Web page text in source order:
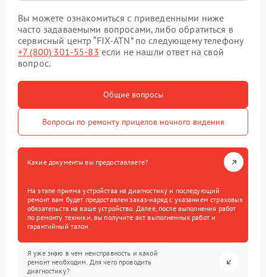
Вы можете ознакомиться с приведенными ниже
часто задаваемыми вопросами, либо обратиться в
сервисный центр “FIX-ATN” по следующему телефону
+7 (800) 301-55-83 если не нашли ответ на свой
вопрос.
Общие вопросы
Вопросы по ремонту прицелов ночного видения
Какие документы вы предоставляете?
На этапе приема устройства на диагностику и последующий
ремонт вам будет предоставлен заказ-наряд с указанием страховых
обязательств на ваше устройство. Далее, после выполнения работ
по ремонту техники, вы получите акт выполненных работ и
гарантийный талон.
Я уже знаю в чем неисправность и какой
ремонт необходим. Для чего проводить
диагностику?